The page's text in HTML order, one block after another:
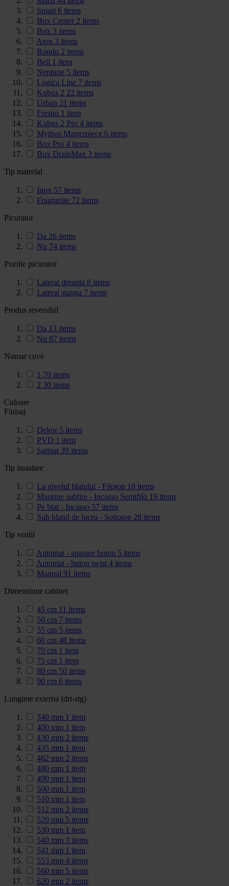
Smart 6 items
Box Center 2 items
Box 3 items
Aton 3 items
Rondo 2 items
Bell 1 item
Neptune 5 items
Logica Line 7 items
Kubus 2 22 items
Urban 21 items
Fresno 1 item
Kubus 2 Pro 4 items
Mythos Masterpiece 6 items
Box Pro 4 items
Box DrainMax 3 items
Tip material
Inox 57 items
Fragranite 72 items
Picurator
Da 26 items
Nu 74 items
Pozitie picurator
Lateral dreapta 8 items
Lateral stanga 7 items
Produs reversibil
Da 13 items
Nu 87 items
Numar cuve
1 70 items
2 30 items
Culoare
Finisaj
Dekor 5 items
PVD 1 item
Satinat 39 items
Tip instalare
La nivelul blatului - Filotop 18 items
Margine subtire - Incasso Semifilo 19 items
Pe blat - Incasso 57 items
Sub blatul de lucru - Sottotop 28 items
Tip ventil
Automat - apasare buton 5 items
Automat - buton twist 4 items
Manual 91 items
Dimensiune cabinet
45 cm 11 items
50 cm 7 items
55 cm 5 items
60 cm 48 items
70 cm 1 item
75 cm 1 item
80 cm 50 items
90 cm 6 items
Lungime externa (drt-stg)
340 mm 1 item
400 mm 1 item
430 mm 2 items
435 mm 1 item
462 mm 2 items
480 mm 1 item
490 mm 1 item
500 mm 1 item
510 mm 1 item
512 mm 2 items
520 mm 5 items
530 mm 1 item
540 mm 3 items
541 mm 1 item
553 mm 4 items
560 mm 5 items
620 mm 2 items